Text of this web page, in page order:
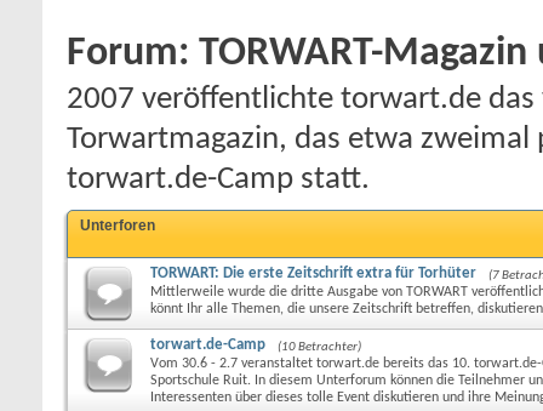
Forum: TORWART-
2007 veröffentlichte torwart.de
Torwartmagazin, das etwa
torwart.de-Camp statt.
Unterforen
TORWART: Die erste Zeitschrift extra für Torhüter (7
Mittlerweile wurde die dritte Ausgabe von TORWART
könnt Ihr alle Themen, die unsere Zeitschrift betreffen,
torwart.de-Camp (10 Betrachter)
Vom 30.6 - 2.7 veranstaltet torwart.de bereits das 10. torwart.de-
Sportschule Ruit. In diesem Unterforum können die Teilnehmer
Interessenten über dieses tolle Event diskutieren und ihre